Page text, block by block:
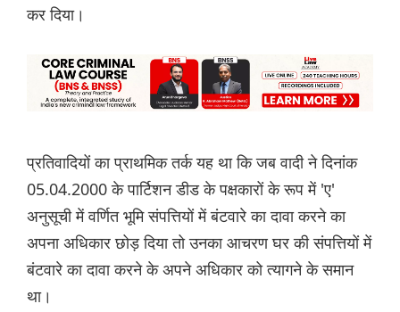
कर दिया।
प्रतिवादियों का प्राथमिक तर्क यह था कि जब वादी ने दिनांक
05.04.2000 के पार्टिशन डीड के पक्षकारों के रूप में 'ए'
अनुसूची में वर्णित भूमि संपत्तियों में बंटवारे का दावा करने का
अपना अधिकार छोड़ दिया तो उनका आचरण घर की संपत्तियों में
बंटवारे का दावा करने के अपने अधिकार को त्यागने के समान
था।